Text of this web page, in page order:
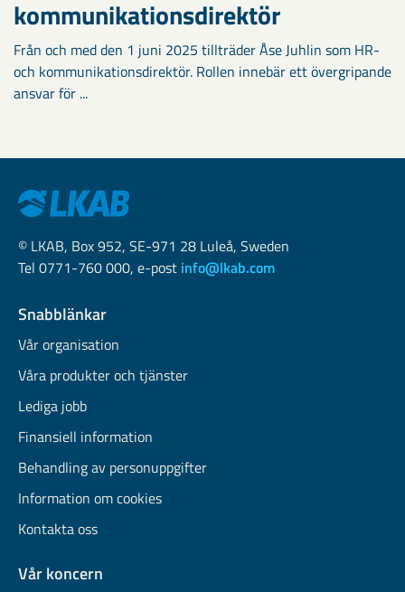
kommunikationsdirektör
Från och med den 1 juni 2025 tillträder Åse Juhlin som HR-
och kommunikationsdirektör. Rollen innebär ett övergripande
ansvar för ...
© LKAB, Box 952, SE-971 28 Luleå, Sweden
Tel 0771-760 000, e-post info@lkab.com
Snabblänkar
Vår organisation
Våra produkter och tjänster
Lediga jobb
Finansiell information
Behandling av personuppgifter
Information om cookies
Kontakta oss
Vår koncern